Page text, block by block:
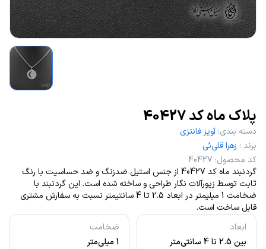
پلاک ماه کد 40427
ابعاد
بین 2.5 تا 4 سانتی‌متر
ضخامت
1 میلی‌متر
دسته بندی: آویز فانتزی
برند : زهرا قلی‌ئی
کد محصول:
40427
گردنبند ماه کد 40427 از جنس استیل ضدزنگ و ضد حساسیت با رنگ
ثابت توسط زیورآلات نگار طراحی و ساخته شده است. این گردنبند با
ضخامت 1 میلیمتر در ابعاد 2.5 تا 4 سانتیمتر نسبت به سفارش مشتری
قابل ساخت است.